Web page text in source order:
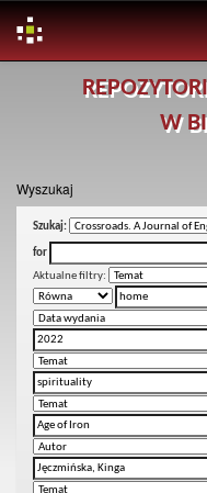
W
Wyszukaj
Szukaj:
for
Aktualne filtry: